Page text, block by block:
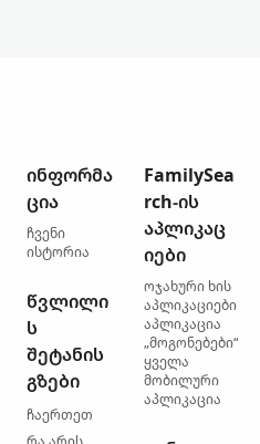
ინფორმა
ცია
ჩვენი
ისტორია
წვლილი
ს
შეტანის
გზები
ჩაერთეთ
FamilySea
rch-ის
აპლიკაც
იები
ოჯახური ხის
აპლიკაციები
აპლიკაცია
„მოგონებები“
ყველა
მობილური
აპლიკაცია